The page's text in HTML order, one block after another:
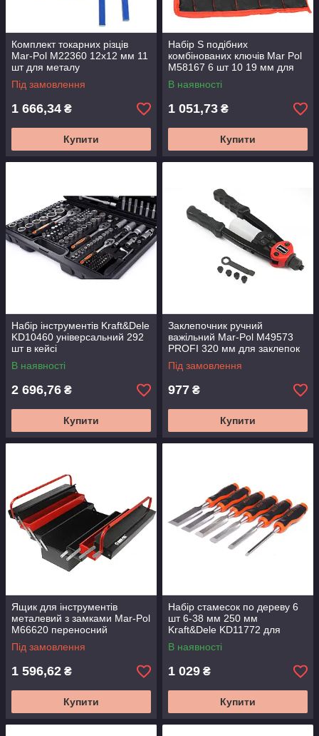
Комплект токарних різців
Mar-Pol M22360 12x12 мм 11
шт для металу
Під замовлення
1 666,34 ₴
Купити
Набір S подібних
комбінованих ключів Mar Pol
M58167 6 шт 10 19 мм для
важкодоступних місць авто та
техніки
В наявності
1 051,73 ₴
Купити
Набір інструментів Kraft&Dele
KD10460 універсальний 292
шт в кейсі
В наявності
2 696,76 ₴
Купити
Заклепочник ручний
важільний Mar-Pol M49573
PROFI 320 мм для заклепок
2.4-6.4 мм металевий
Під замовлення
977 ₴
Купити
Ящик для інструментів
металевий з замками Mar-Pol
M66620 переносний
контейнер для зберігання
Під замовлення
1 596,62 ₴
Купити
Набір стамесок по дереву 6
шт 6-38 мм 250 мм
Kraft&Dele KD11772 для
різьблення та столярних
робіт
В наявності
1 029 ₴
Купити